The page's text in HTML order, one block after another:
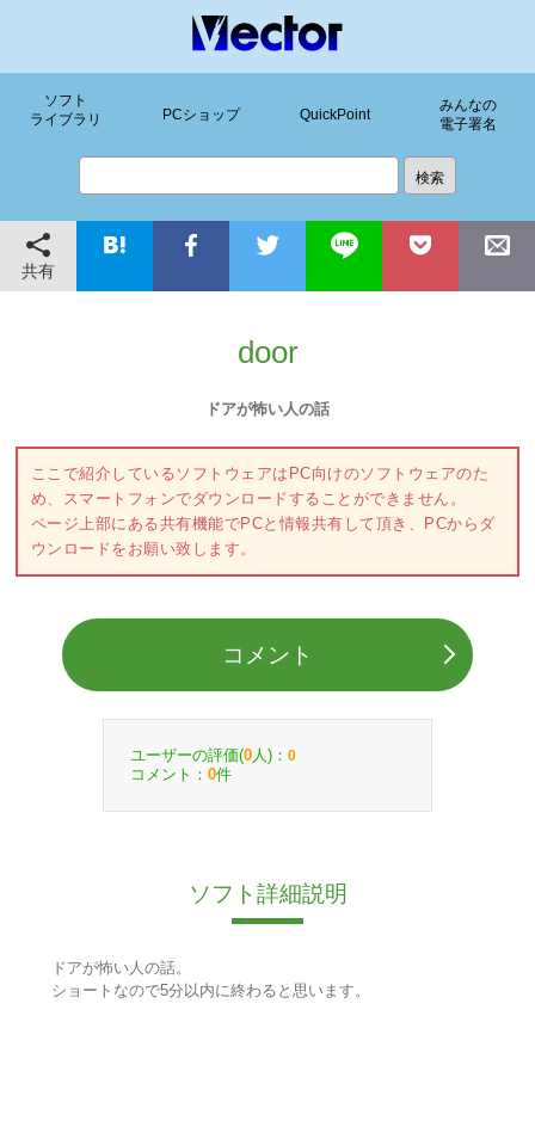
ソフト
ライブラリ
PCショップ QuickPoint
みんなの
電子署名
共有
door
ドアが怖い人の話
ここで紹介しているソフトウェアはPC向けのソフトウェアのた
め、スマートフォンでダウンロードすることができません。
ページ上部にある共有機能でPCと情報共有して頂き、PCからダ
ウンロードをお願い致します。
コメント
ユーザーの評価(0 人)： 0
コメント： 0件
ソフト詳細説明
ドアが怖い人の話。
ショートなので5分以内に終わると思います。